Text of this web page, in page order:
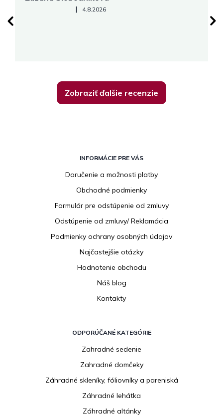
Hodnotenie obchodu je 5 z 5 hviezdičiek.
| 4.8.2026
Zobraziť ďalšie recenzie
INFORMÁCIE PRE VÁS
Doručenie a možnosti platby
Obchodné podmienky
Formulár pre odstúpenie od zmluvy
Odstúpenie od zmluvy/ Reklamácia
Podmienky ochrany osobných údajov
Najčastejšie otázky
Hodnotenie obchodu
Náš blog
Kontakty
ODPORÚČANÉ KATEGÓRIE
Zahradné sedenie
Zahradné domčeky
Záhradné skleníky, fóliovníky a pareniská
Záhradné lehátka
Záhradné altánky